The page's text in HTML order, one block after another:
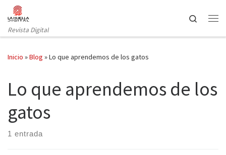
Saltar al contenido
Revista Digital
Search
Inicio »Blog »Lo que aprendemos de los gatos
Lo que aprendemos de los
gatos
1 entrada